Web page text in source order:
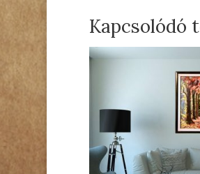
Kapcsolódó